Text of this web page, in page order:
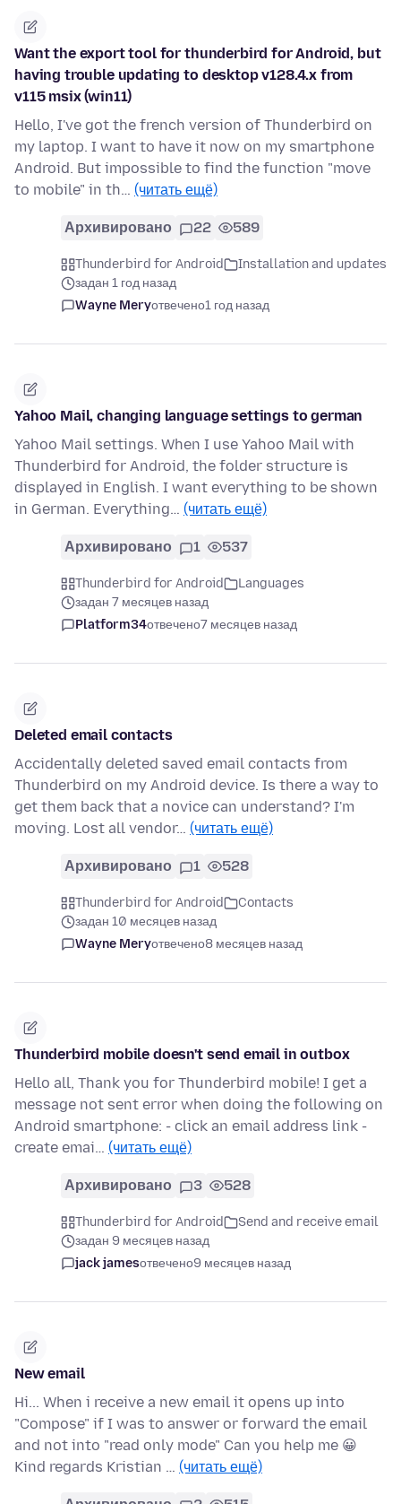
Want the export tool for thunderbird for Android, but
having trouble updating to desktop v128.4.x from
v115 msix (win11)
Hello, I've got the french version of Thunderbird on
my laptop. I want to have it now on my smartphone
Android. But impossible to find the function "move
to mobile" in th… (читать ещё)
Архивировано 22 589
Thunderbird for Android
Installation and updates
задан 1 год назад
Wayne Meryотвечено1 год назад
Yahoo Mail, changing language settings to german
Yahoo Mail settings. When I use Yahoo Mail with
Thunderbird for Android, the folder structure is
displayed in English. I want everything to be shown
in German. Everything… (читать ещё)
Архивировано 1 537
Thunderbird for Android
Languages
задан 7 месяцев назад
Platform34отвечено7 месяцев назад
Deleted email contacts
Accidentally deleted saved email contacts from
Thunderbird on my Android device. Is there a way to
get them back that a novice can understand? I'm
moving. Lost all vendor… (читать ещё)
Архивировано 1 528
Thunderbird for Android
Contacts
задан 10 месяцев назад
Wayne Meryотвечено8 месяцев назад
Thunderbird mobile doesn't send email in outbox
Hello all, Thank you for Thunderbird mobile! I get a
message not sent error when doing the following on
Android smartphone: - click an email address link -
create emai… (читать ещё)
Архивировано 3 528
Thunderbird for Android
Send and receive email
задан 9 месяцев назад
jack jamesотвечено9 месяцев назад
New email
Hi... When i receive a new email it opens up into
"Compose" if I was to answer or forward the email
and not into "read only mode" Can you help me 😀
Kind regards Kristian … (читать ещё)